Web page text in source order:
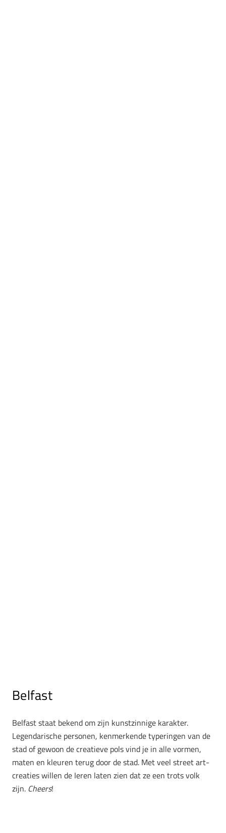
Belfast
Belfast staat bekend om zijn kunstzinnige karakter.
Legendarische personen, kenmerkende typeringen van de
stad of gewoon de creatieve pols vind je in alle vormen,
maten en kleuren terug door de stad. Met veel street art-
creaties willen de Ieren laten zien dat ze een trots volk
zijn. Cheers!